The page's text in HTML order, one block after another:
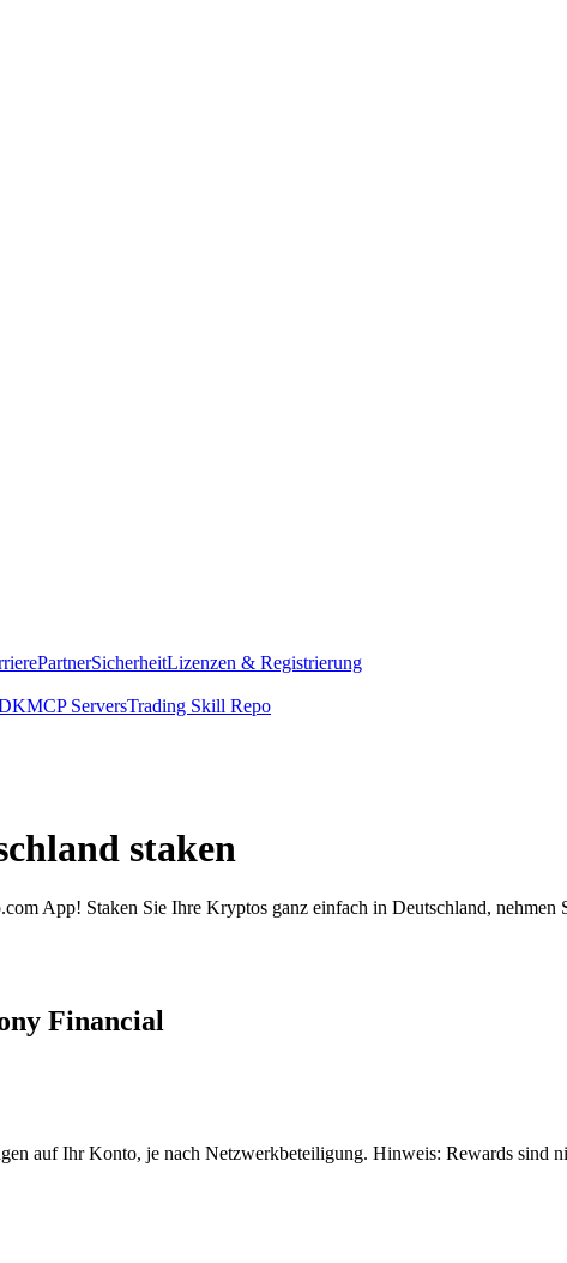
PartnerSicherheitLizenzen & Registrierung
MCP ServersTrading Skill Repo
staken
App! Staken Sie Ihre Kryptos ganz einfach in Deutschland,
Financial
auf Ihr Konto, je nach Netzwerkbeteiligung. Hinweis: Rewards sind